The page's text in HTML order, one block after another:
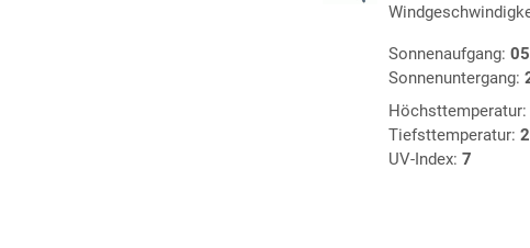
Sonnenaufgang:
Sonnenuntergang:
Höchsttemperatur:
Tiefsttemperatur:
UV-Index: 7